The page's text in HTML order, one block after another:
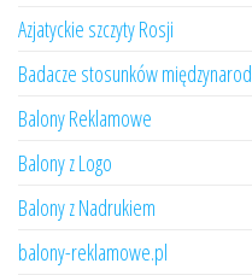
Azjatyckie szczyty Rosji
Badacze stosunków
Balony Reklamowe
Balony z Logo
Balony z Nadrukiem
balony-reklamowe.pl